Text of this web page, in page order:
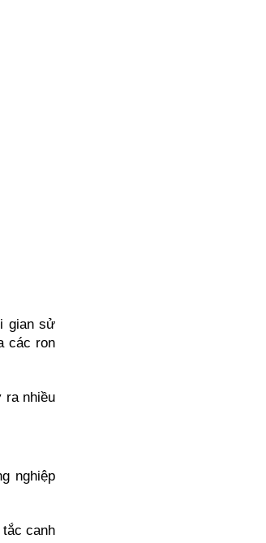
gian sử
các ron
ra nhiều
nghiệp
canh